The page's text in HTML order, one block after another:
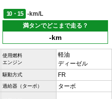
10・15
-km/L
満タンでどこまで走る？
-km
使用燃料
エンジン
軽油
ディーゼル
駆動方式 FR
過給器（ターボ） ターボ